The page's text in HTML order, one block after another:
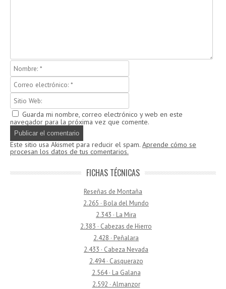
Guarda mi nombre, correo electrónico y web en este
navegador para la próxima vez que comente.
Este sitio usa Akismet para reducir el spam. Aprende cómo se
procesan los datos de tus comentarios.
FICHAS TÉCNICAS
Reseñas de Montaña
2.265 · Bola del Mundo
2.343 · La Mira
2.383 · Cabezas de Hierro
2.428 · Peñalara
2.433 · Cabeza Nevada
2.494 · Casquerazo
2.564 · La Galana
2.592 · Almanzor